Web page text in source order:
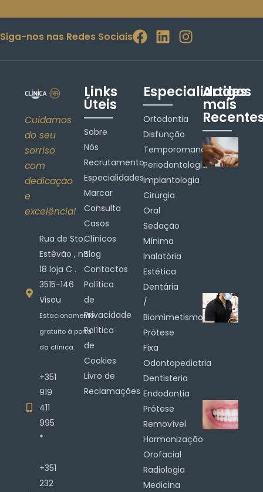
Siga-nos nas Redes Sociais
Cuidamos
do seu
sorriso
com
dedicação
e
excelência!
Rua de Sto.
Estêvão , nº.
18 loja C .
3515-146
Viseu
Estacionamento
gratuito à porta
da clínica.
+351
919
411
995
*
+351
232
Links
Úteis
Sobre
Nós
Recrutamento
Especialidades
Marcar
Consulta
Casos
Clínicos
Blog
Contactos
Política
de
Privacidade
Política
de
Cookies
Livro de
Reclamações
Especialidades
Ortodontia
Disfunção
Temporomandibular
Periodontologia
Implantologia
Cirurgia
Oral
Sedação
Mínima
Inalatória
Estética
Dentária
/
Biomimetismo
Prótese
Fixa
Odontopediatria
Dentisteria
Endodontia
Prótese
Removível
Harmonização
Orofacial
Radiologia
Medicina
Artigos
mais